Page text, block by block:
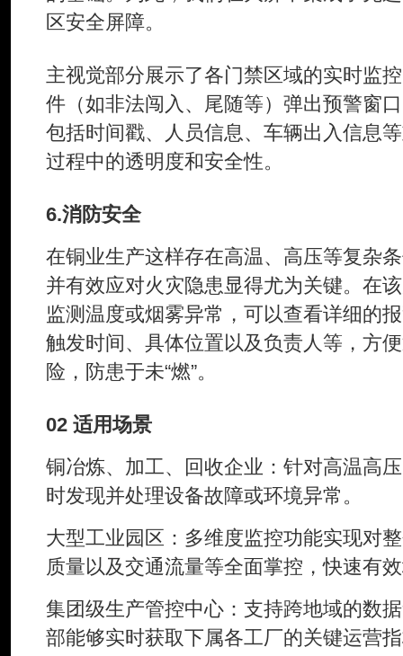
区安全屏障。
主视觉部分展示了各门禁区域的实时监
件（如非法闯入、尾随等）弹出预警窗
包括时间戳、人员信息、车辆出入信息
过程中的透明度和安全性。
6.消防安全
在铜业生产这样存在高温、高压等复杂
并有效应对火灾隐患显得尤为关键。在
监测温度或烟雾异常，可以查看详细的
触发时间、具体位置以及负责人等，方
险，防患于未“燃”。
02 适用场景
铜冶炼、加工、回收企业：针对高温高
时发现并处理设备故障或环境异常。
大型工业园区：多维度监控功能实现对
质量以及交通流量等全面掌控，快速有
集团级生产管控中心：支持跨地域的数
部能够实时获取下属各工厂的关键运营